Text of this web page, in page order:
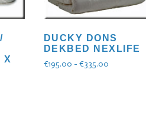
X
DUCKY DONS
DEKBED NEXLIFE
€195.00 - €335.00